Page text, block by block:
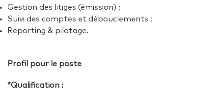
Gestion des litiges (émission) ;
Suivi des comptes et débouclements ;
Reporting & pilotage.
Profil pour le poste
*Qualification :